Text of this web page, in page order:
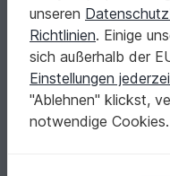
unseren
Richtlinien. Einige
sich außerhalb der
Einstellungen
"Ablehnen" klickst,
notwendige Cookies.